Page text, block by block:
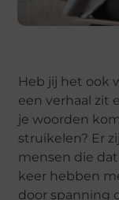
Heb jij het ook
een verhaal zit
je woorden
struikelen? Er
mensen die
keer hebben
door spanning